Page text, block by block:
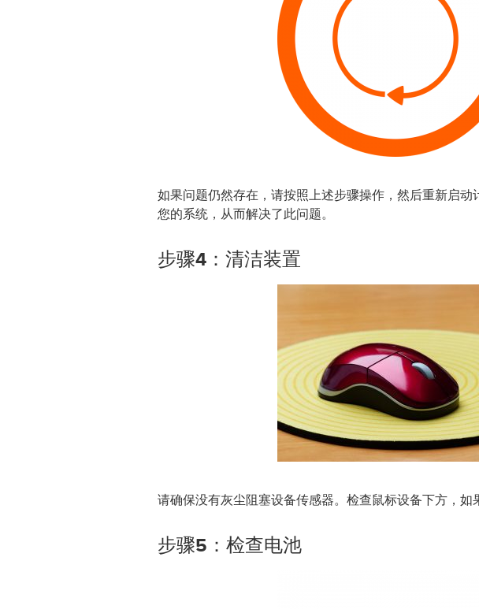
如果问题仍然存在，请按照上述步骤操作，然后重新启动
您的系统，从而解决了此问题。
步骤4：清洁装置
请确保没有灰尘阻塞设备传感器。检查鼠标设备下方，如
步骤5：检查电池